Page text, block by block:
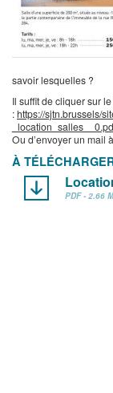
savoir lesquelles ?
Il suffit de cliquer sur
:https://sjtn.brussels/
Ou d’envoyer un mail à
À
PDF - 2.66